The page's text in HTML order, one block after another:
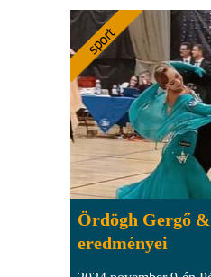
Ördögh Gergő
eredményei